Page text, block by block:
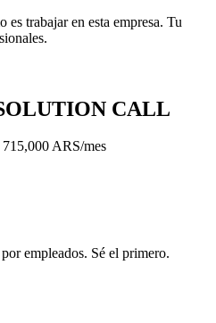
trabajar en esta empresa. Tu
CALL
715,000ARS/mes
empleados. Sé el primero.